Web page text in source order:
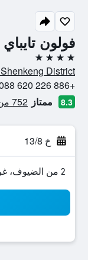
فولون
4 نجوم
Shenkeng District، تايوان
+886 226 620 088
8.3 ممتاز 752 من التقييمات تم التحقق منها
خ 13/8
2 من الضيوف، غرفة واحدة